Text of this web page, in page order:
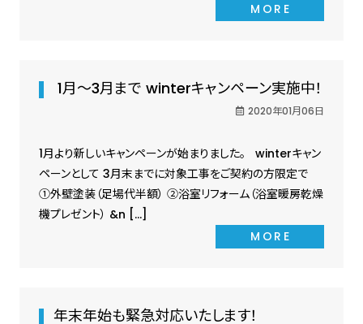
MORE
1月～3月まで winterキャンペーン実施中！
2020年01月06日
1月より新しいキャンペーンが始まりました。 winterキャン
ペーンとして 3月末までに対象工事をご契約の方限定で
①外壁塗装（足場代半額） ②浴室リフォーム（浴室暖房乾燥
機プレゼント） &n […]
MORE
年末年始も緊急対応いたします！